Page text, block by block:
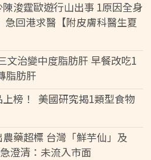
浚霆歐遊行山出事 1原因全身
急回港求醫【附皮膚科醫生夏
文治變中度脂肪肝 早餐改吃1
脂肪肝
榜！ 美國研究揭1類型食物
藥超標 台灣「鮮芋仙」及
澄清：未流入市面